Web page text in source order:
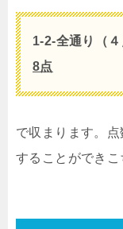
1-2-全通り（４
8点
で収まります。
することができこ